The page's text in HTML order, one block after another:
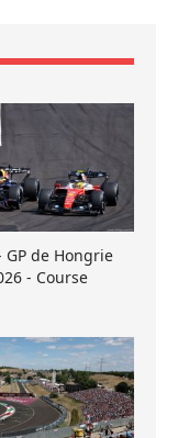
GP de Hongrie
- Course